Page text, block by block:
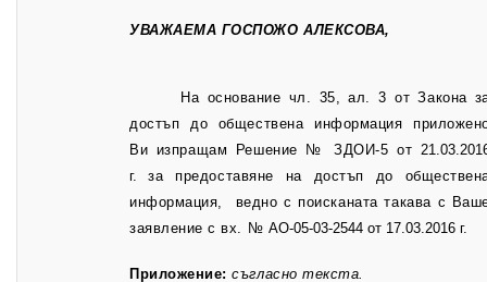
УВАЖАЕМА ГОСПОЖО АЛЕКСОВА,
На основание чл. 35, ал. 3 от Закона
достъп до обществена информация
Ви изпращам Решение № ЗДОИ-5 от
г.за предоставяне на достъп до
информация, ведно с поисканата такава с
заявление с вх. № АО-05-03-2544 от 17.03.2016 г.
Приложение: съгласно текста.